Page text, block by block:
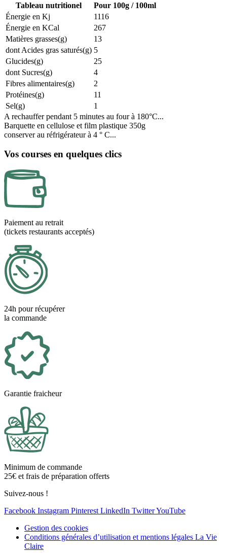
Tableau nutritionel
Pour 100g / 100ml
Énergie en Kj
1116
Énergie en KCal
267
Matières grasses(g)
13
dont Acides gras saturés(g) 5
Glucides(g)
25
dont Sucres(g)
4
Fibres alimentaires(g)
2
Protéines(g)
11
Sel(g)
1
A rechauffer pendant 5 minutes au four à 180°C...
Barquette en cellulose et film plastique 350g
conserver au réfrigérateur à 4 ° C...
Vos courses en quelques clics
Paiement au retrait
(tickets restaurants acceptés)
24h pour récupérer
la commande
Garantie fraicheur
Minimum de commande
25€ et frais de préparation offerts
Suivez-nous !
Facebook Instagram Pinterest LinkedIn TwitterYouTube
Gestion des cookies
Conditions générales d’utilisation et mentions légales La Vie
Claire